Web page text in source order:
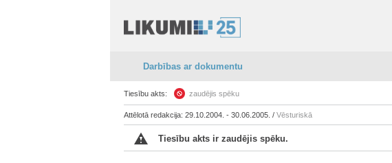
Darbības ar dokumentu
Tiesību akts: zaudējis spēku
Attēlotā redakcija: 29.10.2004. - 30.06.2005. / Vēsturiskā
Tiesību akts ir zaudējis spēku.